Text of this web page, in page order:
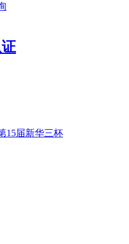
15届新华三杯